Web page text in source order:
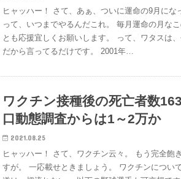
ヒャッハー！ さて、あぁ、ついに運命の9月にな
って、いつまでやるんだこれ。 毎月運命の月な
とも応援宜しくお願いします。 って、ワタスは
だから言ってるだけです。 2001年…
ワクチン接種後の死亡者数
口動態調査からは1～2万か
2021.08.25
ヒャッハー！ さて、ワクチン云々。 もう完全飽
すが。 一応載せときましょう。 ワクチンについ